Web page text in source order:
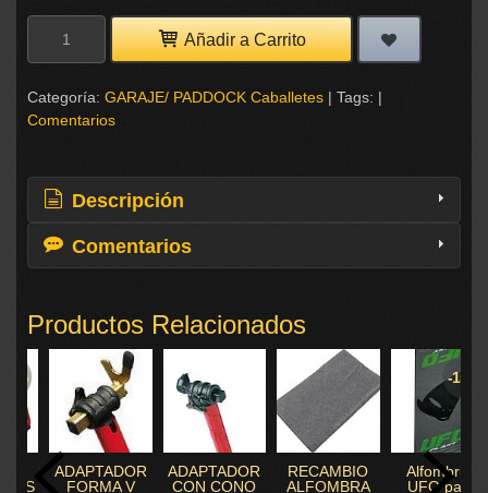
Añadir a Carrito
Categoría: GARAJE/ PADDOCK Caballetes | Tags: |
Comentarios
Descripción
Comentarios
Productos Relacionados
ADAPTADOR
FORMA V
ADAPTADOR
CON CONO
RECAMBIO
ALFOMBRA
-15 %
Alfombrilla
UFO para